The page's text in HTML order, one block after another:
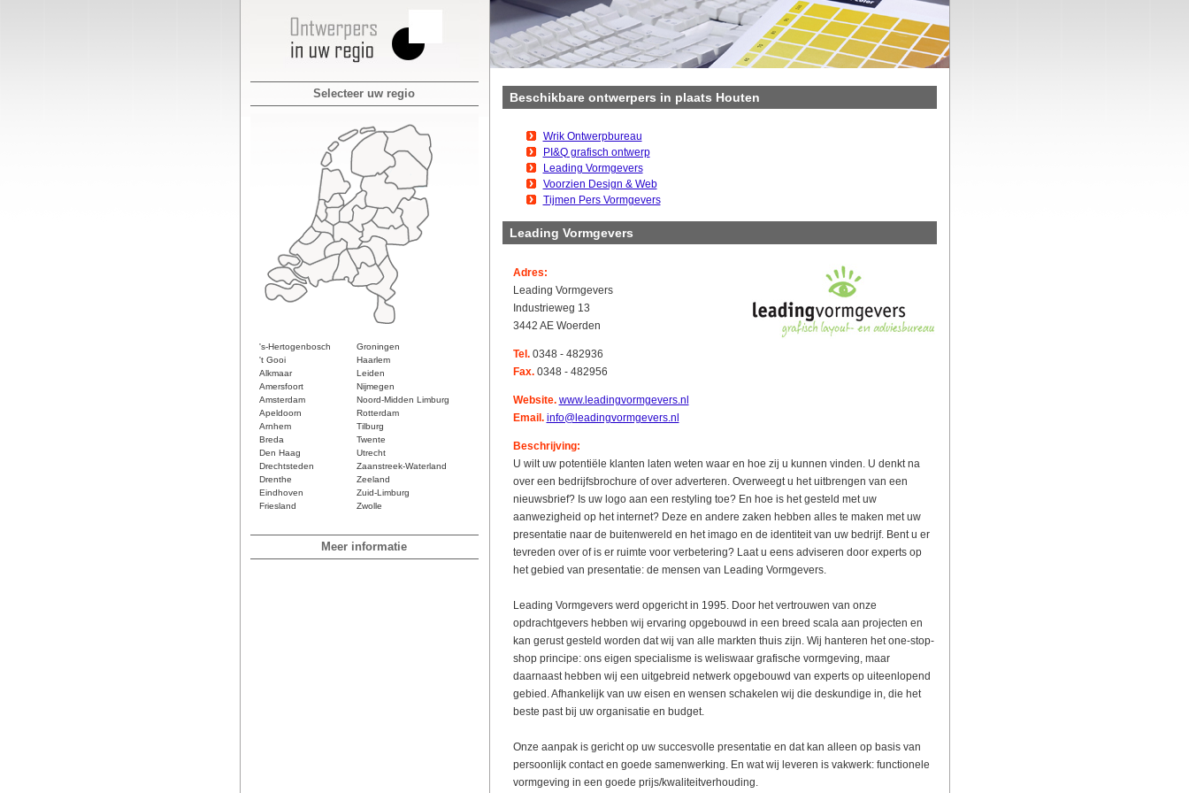
Selecteer uw regio
's-Hertogenbosch
Groningen
't Gooi
Haarlem
Alkmaar
Leiden
Amersfoort
Nijmegen
Amsterdam
Noord-Midden Limburg
Apeldoorn
Rotterdam
Arnhem
Tilburg
Breda
Twente
Den Haag
Utrecht
Drechtsteden
Zaanstreek-Waterland
Drenthe
Zeeland
Eindhoven
Zuid-Limburg
Friesland
Zwolle
Meer informatie
Beschikbare ontwerpers in plaats Houten
Wrik Ontwerpbureau
PI&Q grafisch ontwerp
Leading Vormgevers
Voorzien Design & Web
Tijmen Pers Vormgevers
Leading Vormgevers
Adres:
Leading Vormgevers
Industrieweg 13
3442 AE Woerden
Tel.0348 - 482936
Fax.0348 - 482956
Website. www.leadingvormgevers.nl
Email. info@leadingvormgevers.nl
Beschrijving:
U wilt uw potentiële klanten laten weten waar en hoe zij u kunnen vinden. U denkt na
over een bedrijfsbrochure of over adverteren. Overweegt u het uitbrengen van een
nieuwsbrief? Is uw logo aan een restyling toe? En hoe is het gesteld met uw
aanwezigheid op het internet? Deze en andere zaken hebben alles te maken met uw
presentatie naar de buitenwereld en het imago en de identiteit van uw bedrijf. Bent u er
tevreden over of is er ruimte voor verbetering? Laat u eens adviseren door experts op
het gebied van presentatie: de mensen van Leading Vormgevers.
Leading Vormgevers werd opgericht in 1995. Door het vertrouwen van onze
opdrachtgevers hebben wij ervaring opgebouwd in een breed scala aan projecten en
kan gerust gesteld worden dat wij van alle markten thuis zijn. Wij hanteren het one-stop-
shop principe: ons eigen specialisme is weliswaar grafische vormgeving, maar
daarnaast hebben wij een uitgebreid netwerk opgebouwd van experts op uiteenlopend
gebied. Afhankelijk van uw eisen en wensen schakelen wij die deskundige in, die het
beste past bij uw organisatie en budget.
Onze aanpak is gericht op uw succesvolle presentatie en dat kan alleen op basis van
persoonlijk contact en goede samenwerking. En wat wij leveren is vakwerk: functionele
vormgeving in een goede prijs/kwaliteitverhouding.